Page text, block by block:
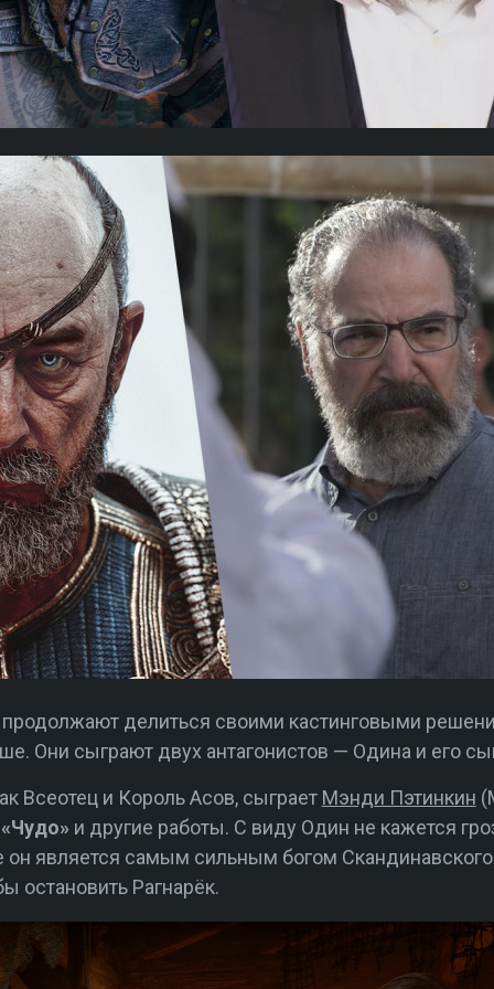
продолжают делиться своими кастинговыми
Они сыграют двух антагонистов — Одина и его
Всеотец и Король Асов, сыграет Мэнди Пэтинкин
«Чудо» и другие работы. С виду Один не кажется
является самым сильным богом Скандинавского
остановить Рагнарёк.